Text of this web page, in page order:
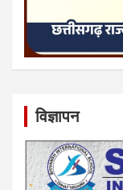
विज्ञापन